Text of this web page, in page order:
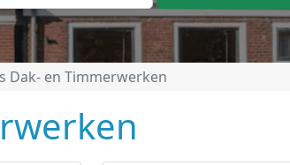
Dak- en Timmerwerken